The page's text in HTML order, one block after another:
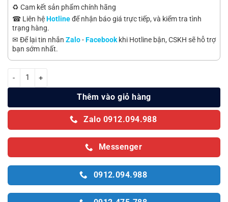
♻️ Cam kết sản phẩm chính hãng
☎ Liên hệHotlineđể nhận báo giá trực tiếp, và kiểm tra tình
trạng hàng.
✉ Để lại tin nhắn Zalo-Facebook khi Hotline bận, CSKH sẽ hỗ trợ
bạn sớm nhất.
Smart Tivi Samsung 4K 50 inch 50DU8000 số lượng
Thêm vào giỏ hàng
Zalo 0912.094.988
Messenger
0912.094.988